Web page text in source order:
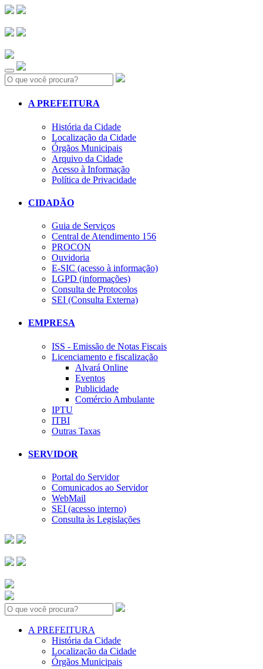
Search:
A PREFEITURA
História da Cidade
Localização da Cidade
Órgãos Municipais
Arquivo da Cidade
Acesso à Informação
Política de Privacidade
CIDADÃO
Guia de Serviços
Central de Atendimento 156
PROCON
Ouvidoria
E-SIC (acesso à informação)
LGPD (informações)
Consulta de Protocolos
SEI (Consulta Externa)
EMPRESA
ISS - Emissão de Notas Fiscais
Licenciamento e fiscalização
Alvará Online
Eventos
Publicidade
Comércio Ambulante
IPTU
ITBI
Outras Taxas
SERVIDOR
Portal do Servidor
Comunicados ao Servidor
WebMail
SEI (acesso interno)
Consulta às Legislações
Search:
A PREFEITURA
História da Cidade
Localização da Cidade
Órgãos Municipais